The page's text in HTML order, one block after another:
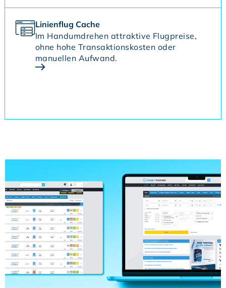
Linienflug Cache
Im Handumdrehen attraktive Flugpreise,
ohne hohe Transaktionskosten oder
manuellen Aufwand.